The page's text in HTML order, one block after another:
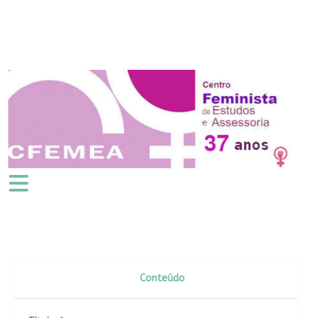
Conteúdo